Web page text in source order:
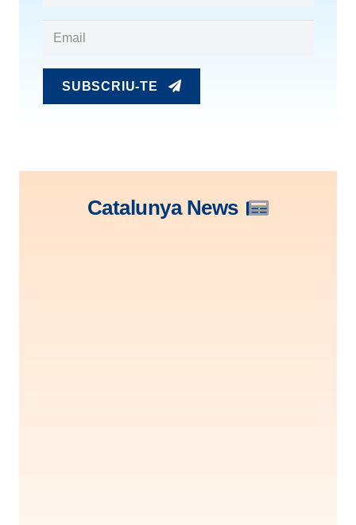
SUBSCRIU-TE
Catalunya News